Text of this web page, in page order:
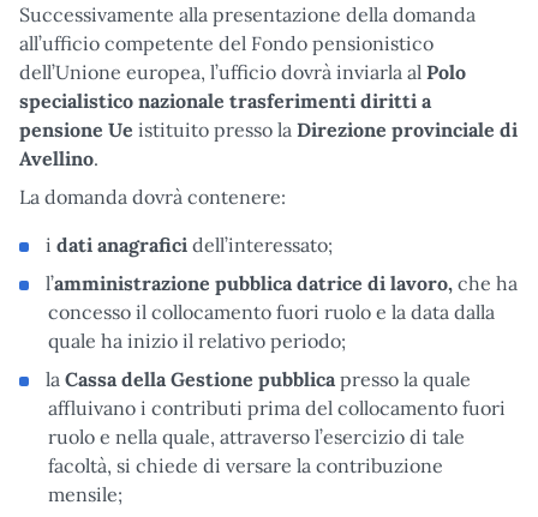
Successivamente alla presentazione della domanda
all’ufficio competente del Fondo pensionistico
dell’Unione europea, l’ufficio dovrà inviarla al Polo
specialistico nazionale trasferimenti diritti a
pensione Ue istituito presso la Direzione provinciale di
Avellino.
La domanda dovrà contenere:
i dati anagrafici dell’interessato;
l’amministrazione pubblica datrice di lavoro, che ha
concesso il collocamento fuori ruolo e la data dalla
quale ha inizio il relativo periodo;
la Cassa della Gestione pubblica presso la quale
affluivano i contributi prima del collocamento fuori
ruolo e nella quale, attraverso l’esercizio di tale
facoltà, si chiede di versare la contribuzione
mensile;